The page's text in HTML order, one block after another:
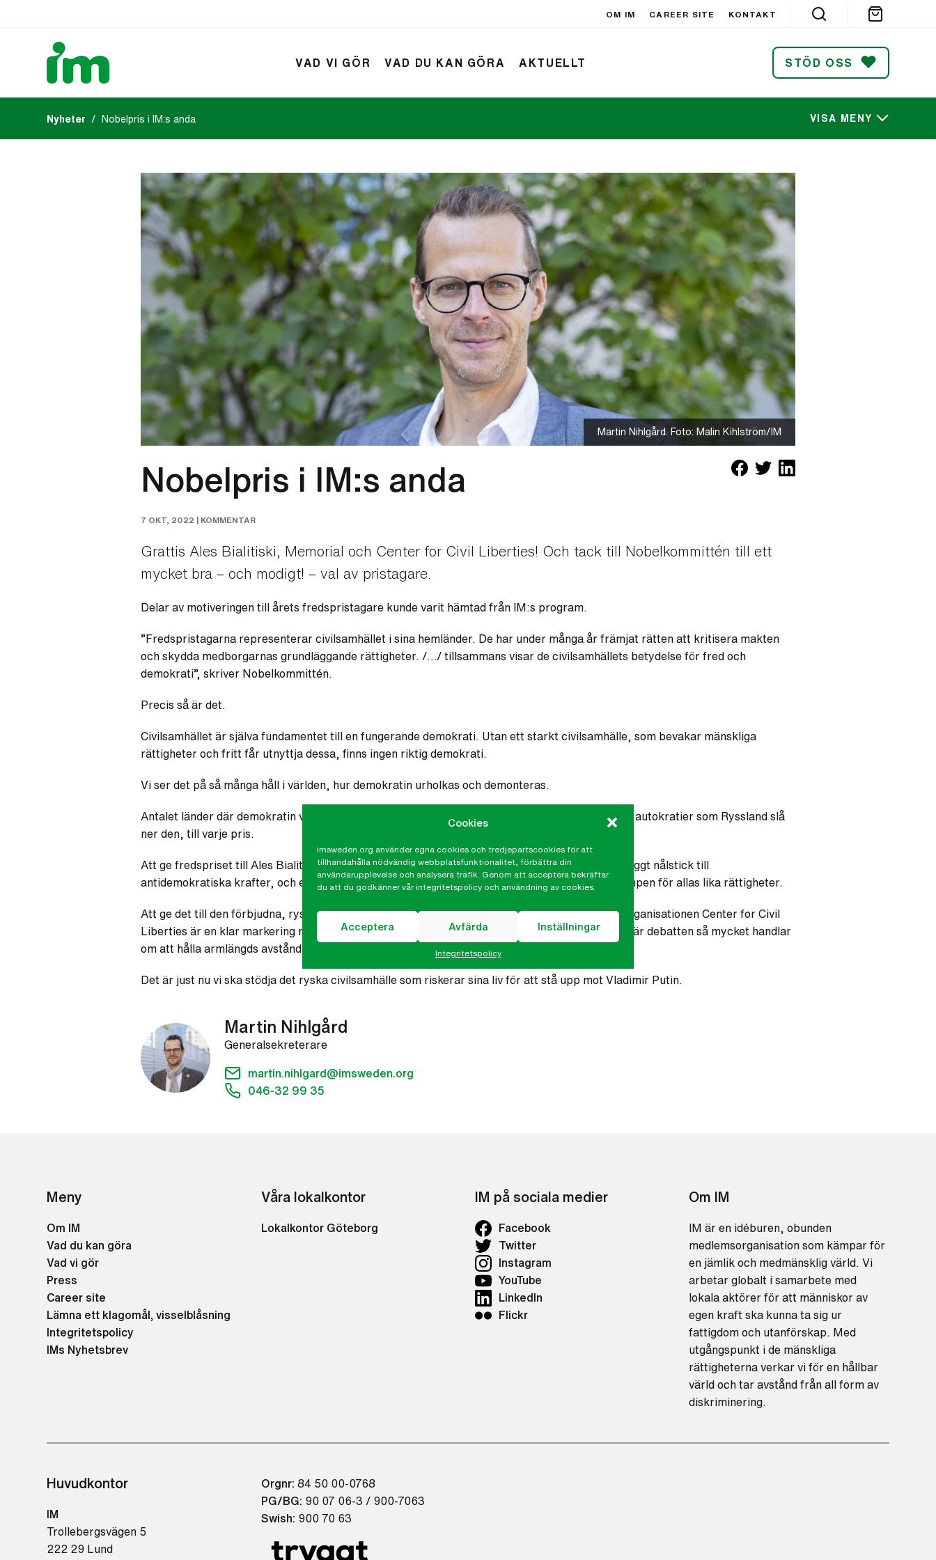
Cookies
imsweden.org använder egna cookies och tredjepartscookies för att
tillhandahålla nödvändig webbplatsfunktionalitet, förbättra din
användarupplevelse och analysera trafik. Genom att acceptera bekräftar
du att du godkänner vår integritetspolicy och användning av cookies.
Acceptera Avfärda Inställningar
Integritetspolicy
OM IM CAREER SITE KONTAKT
VAD VI GÖR VAD DU KAN GÖRA AKTUELLT STÖD OSS
SÖK
Nyheter Nobelpris i IM:s anda VISA MENY
Martin Nihlgård. Foto: Malin Kihlström/IM
Nobelpris i IM:s anda
7 OKT, 2022 | KOMMENTAR
Grattis Ales Bialitiski, Memorial och Center for Civil Liberties! Och tack till Nobelkommittén till ett
mycket bra – och modigt! – val av pristagare.
Delar av motiveringen till årets fredspristagare kunde varit hämtad från IM:s program.
”Fredspristagarna representerar civilsamhället i sina hemländer. De har under många år främjat rätten att kritisera makten
och skydda medborgarnas grundläggande rättigheter. /…/ tillsammans visar de civilsamhällets betydelse för fred och
demokrati”, skriver Nobelkommittén.
Precis så är det.
Civilsamhället är själva fundamentet till en fungerande demokrati. Utan ett starkt civilsamhälle, som bevakar mänskliga
rättigheter och fritt får utnyttja dessa, finns ingen riktig demokrati.
Vi ser det på så många håll i världen, hur demokratin urholkas och demonteras.
Antalet länder där demokratin vinner mark blir allt färre. Och när den stärks, som i Ukraina, vill autokratier som Ryssland slå
ner den, till varje pris.
Att ge fredspriset till Ales Bialitski, den fängslade belarusiska människorättskämpen, är ett snyggt nålstick till
antidemokratiska krafter, och en viktig uppmuntran till alla i Belarus som vägrar att ge upp kampen för allas lika rättigheter.
Att ge det till den förbjudna, ryska organisationen Memorial och den ukrainska människorättsorganisationen Center for Civil
Liberties är en klar markering mot Ryssland. Och ett modigt val att välja en rysk organisation, när debatten så mycket handlar
om att hålla armlängds avstånd till allt som är ryskt.
Det är just nu vi ska stödja det ryska civilsamhälle som riskerar sina liv för att stå upp mot Vladimir Putin.
Martin Nihlgård
Generalsekreterare
martin.nihlgard@imsweden.org
046-32 99 35
Meny
Om IM
Vad du kan göra
Vad vi gör
Press
Career site
Lämna ett klagomål, visselblåsning
Integritetspolicy
IMs Nyhetsbrev
Våra lokalkontor
Lokalkontor Göteborg
IM på sociala medier
Facebook
Twitter
Instagram
YouTube
LinkedIn
Flickr
Om IM
IM är en idéburen, obunden
medlemsorganisation som kämpar för
en jämlik och medmänsklig värld. Vi
arbetar globalt i samarbete med
lokala aktörer för att människor av
egen kraft ska kunna ta sig ur
fattigdom och utanförskap. Med
utgångspunkt i de mänskliga
rättigheterna verkar vi för en hållbar
värld och tar avstånd från all form av
diskriminering.
Huvudkontor
IM
Trollebergsvägen 5
222 29 Lund
Orgnr: 84 50 00-0768
PG/BG: 90 07 06-3 / 900-7063
Swish: 900 70 63